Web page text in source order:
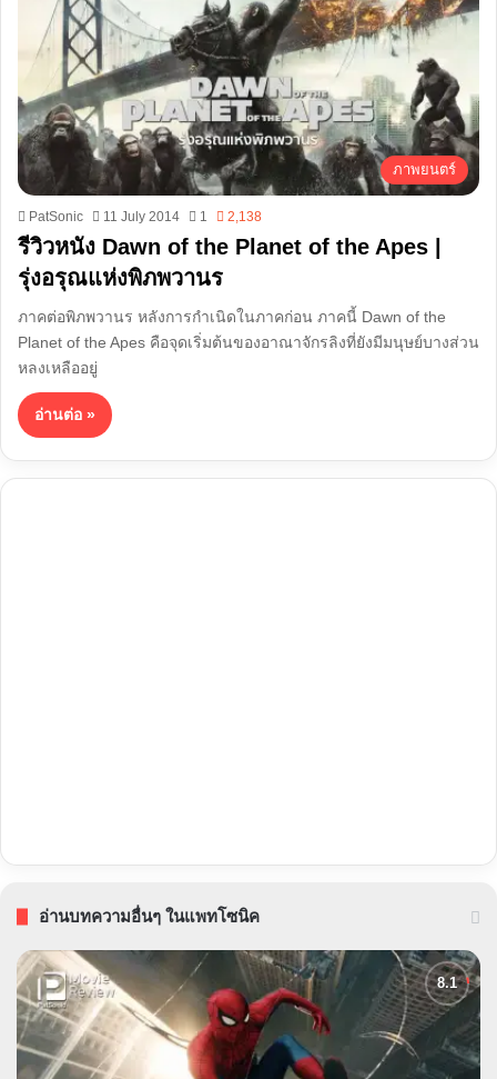
ภาพยนตร์
PatSonic 11 July 2014 1 2,138
รีวิวหนัง Dawn of the Planet of the Apes |
รุ่งอรุณแห่งพิภพวานร
ภาคต่อพิภพวานร หลังการกำเนิดในภาคก่อน ภาคนี้ Dawn of the
Planet of the Apes คือจุดเริ่มต้นของอาณาจักรลิงที่ยังมีมนุษย์บางส่วน
หลงเหลืออยู่
อ่านต่อ »
อ่านบทความอื่นๆ ในแพทโซนิค